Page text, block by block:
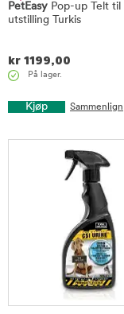
PetEasy Pop-up Telt til
utstilling Turkis
kr 1199,00
På lager.
Kjøp Sammenlign